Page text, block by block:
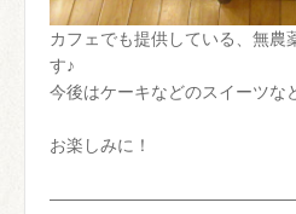
カフェでも提供している、無農
す♪
今後はケーキなどのスイーツな
お楽しみに！